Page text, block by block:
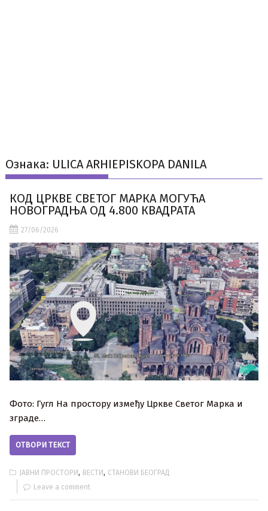
Ознака: ULICA ARHIEPISKOPA DANILA
КОД ЦРКВЕ СВЕТОГ МАРКА МОГУЋА
НОВОГРАДЊА ОД 4.800 КВАДРАТА
27/06/2026
Фото: Гугл На простору између Цркве Светог Марка и
зграде…
ОТВОРИ ТЕКСТ
ЈАВНИ ПРОСТОРИ, ВЕСТИ, СТАНОВИ БЕОГРАД
Leave a comment